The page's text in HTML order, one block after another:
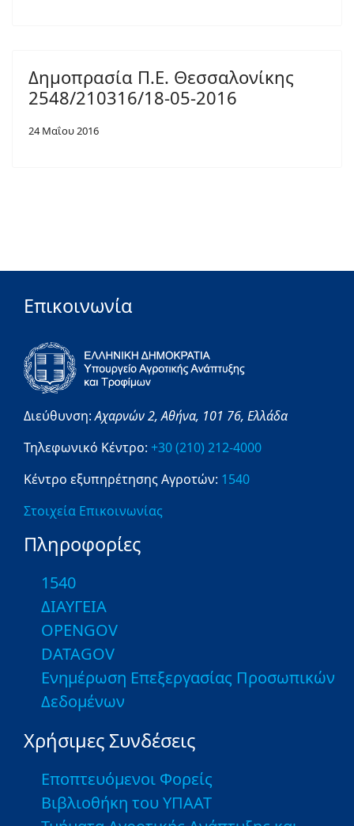
Δημοπρασία Π.Ε. Θεσσαλονίκης
2548/210316/18-05-2016
24 Μαΐου 2016
Επικοινωνία
Διεύθυνση:Αχαρνών 2,Αθήνα, 101 76, Ελλάδα
Τηλεφωνικό Κέντρο: +30 (210) 212-4000
Κέντρο εξυπηρέτησης Αγροτών: 1540
Στοιχεία Επικοινωνίας
Πληροφορίες
1540
ΔΙΑΥΓΕΙΑ
OPENGOV
DATAGOV
Ενημέρωση Επεξεργασίας Προσωπικών
Δεδομένων
Χρήσιμες Συνδέσεις
Εποπτευόμενοι Φορείς
Βιβλιοθήκη του ΥΠΑΑΤ